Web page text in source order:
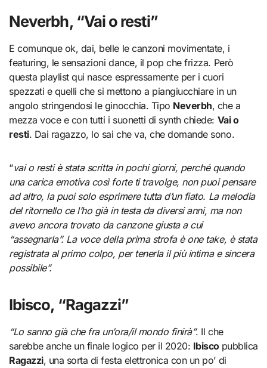
Neverbh, “Vai o resti”
E comunque ok, dai, belle le canzoni movimentate, i
featuring, le sensazioni dance, il pop che frizza. Però
questa playlist qui nasce espressamente per i cuori
spezzati e quelli che si mettono a piangiucchiare in un
angolo stringendosi le ginocchia. Tipo Neverbh, che a
mezza voce e con tutti i suonetti di synth chiede: Vai o
resti. Dai ragazzo, lo sai che va, che domande sono.
“vai o resti è stata scritta in pochi giorni, perché quando
una carica emotiva così forte ti travolge, non puoi pensare
ad altro, la puoi solo esprimere tutta d’un fiato. La melodia
del ritornello ce l’ho già in testa da diversi anni, ma non
avevo ancora trovato da canzone giusta a cui
“assegnarla”. La voce della prima strofa è one take, è stata
registrata al primo colpo, per tenerla il più intima e sincera
possibile”.
Ibisco, “Ragazzi”
“Lo sanno già che fra un’ora/il mondo finirà”. Il che
sarebbe anche un finale logico per il 2020: Ibisco pubblica
Ragazzi, una sorta di festa elettronica con un po’ di